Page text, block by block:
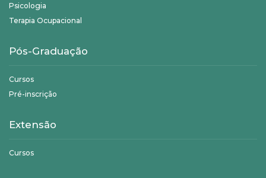
Psicologia
Terapia Ocupacional
Pós-Graduação
Cursos
Pré-inscrição
Extensão
Cursos